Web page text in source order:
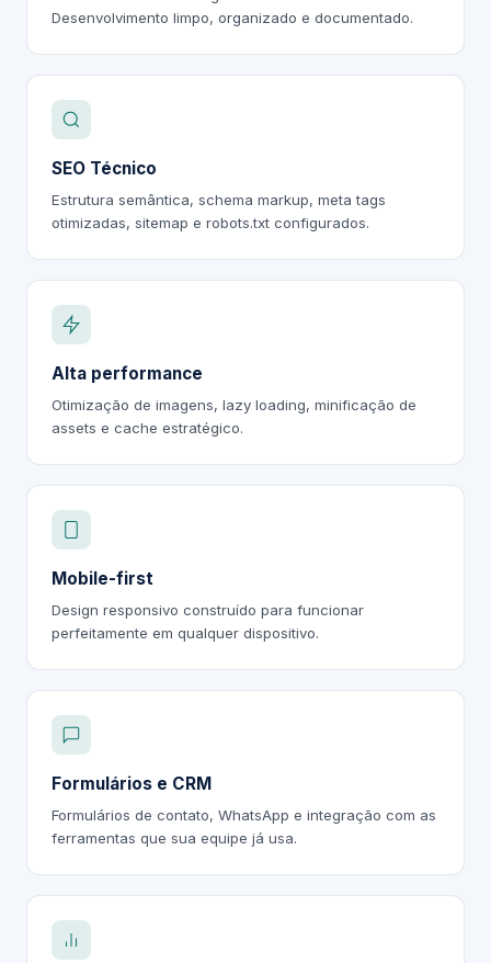
Desenvolvimento limpo, organizado e documentado.
SEO Técnico
Estrutura semântica, schema markup, meta tags
otimizadas, sitemap e robots.txt configurados.
Alta performance
Otimização de imagens, lazy loading, minificação de
assets e cache estratégico.
Mobile-first
Design responsivo construído para funcionar
perfeitamente em qualquer dispositivo.
Formulários e CRM
Formulários de contato, WhatsApp e integração com as
ferramentas que sua equipe já usa.